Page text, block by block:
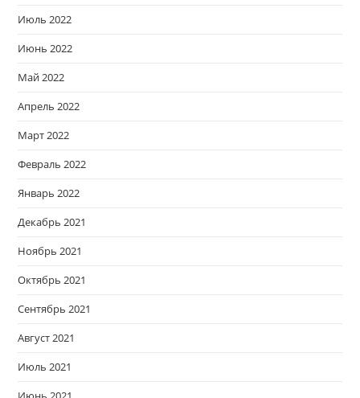
Июль 2022
Июнь 2022
Май 2022
Апрель 2022
Март 2022
Февраль 2022
Январь 2022
Декабрь 2021
Ноябрь 2021
Октябрь 2021
Сентябрь 2021
Август 2021
Июль 2021